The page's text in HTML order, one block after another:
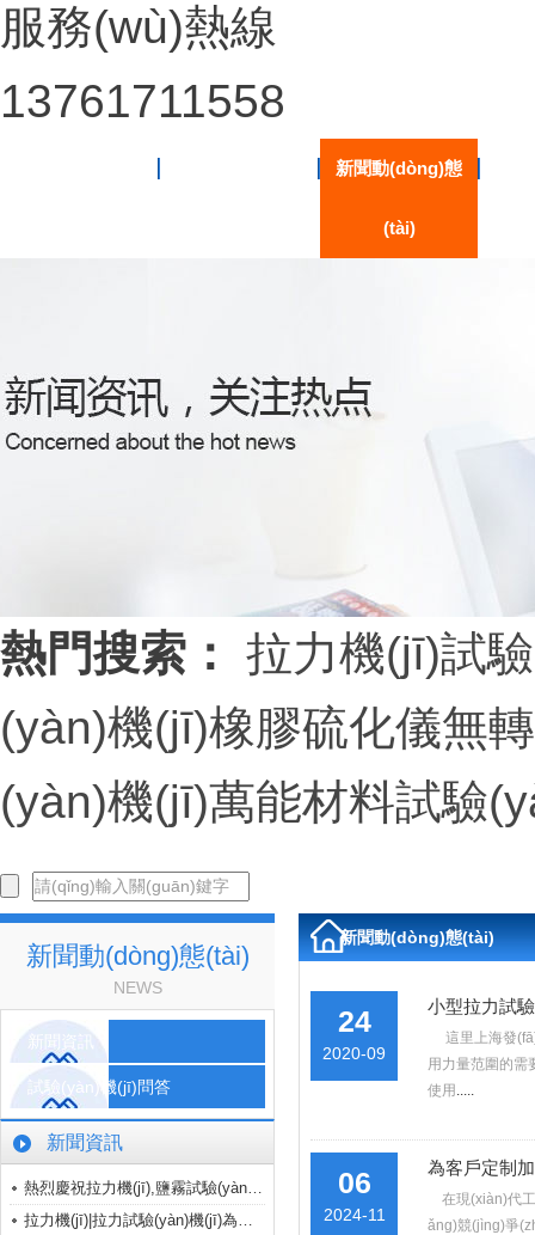
服務(wù)熱線
13761711558
新聞動(dòng)態
(tài)
熱門搜索： 拉力機(jī)試
(yàn)機(jī)橡膠硫化儀無
(yàn)機(jī)萬能材料試驗
新聞動(dòng)態(tài)
NEWS
新聞資訊
試驗(yàn)機(jī)問答
新聞資訊
熱烈慶祝拉力機(jī),鹽霧試驗(yàn)機(jī)成..
拉力機(jī)|拉力試驗(yàn)機(jī)為上海自立..
新聞動(dòng)態(tài)
24
2020-09
小型拉力試驗
這里上海發
用力量范圍的需
使用 .....
06
2024-11
為客戶定制
在現(xiàn)代
ǎng)競(jìng)爭